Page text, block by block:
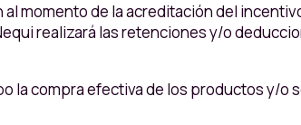
momento de la acreditación del
realizará las retenciones y/o
la compra efectiva de los productos y/o